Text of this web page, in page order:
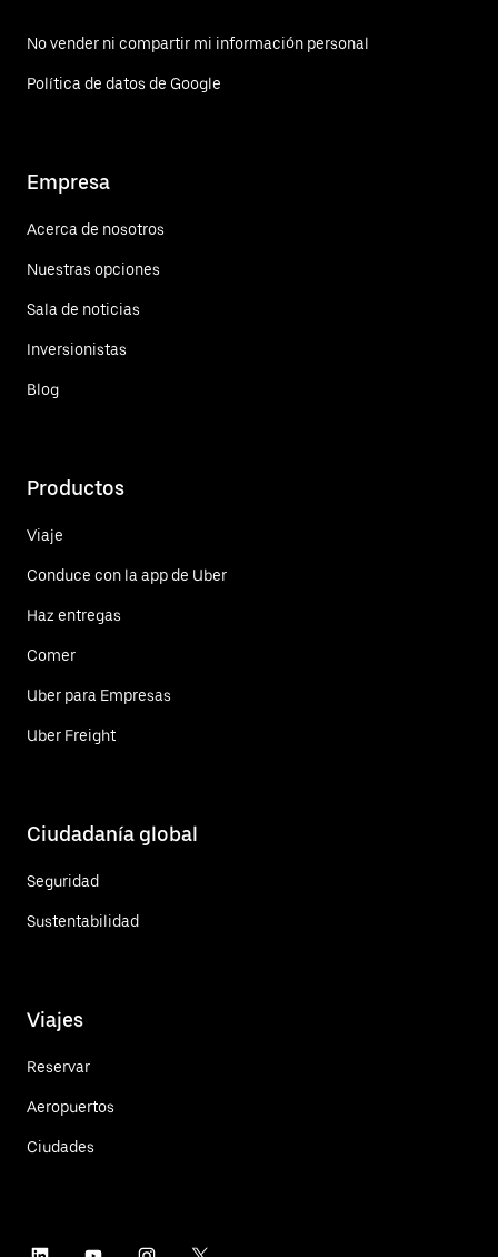
No vender ni compartir mi información personal
Política de datos de Google
Empresa
Acerca de nosotros
Nuestras opciones
Sala de noticias
Inversionistas
Blog
Productos
Viaje
Conduce con la app de Uber
Haz entregas
Comer
Uber para Empresas
Uber Freight
Ciudadanía global
Seguridad
Sustentabilidad
Viajes
Reservar
Aeropuertos
Ciudades